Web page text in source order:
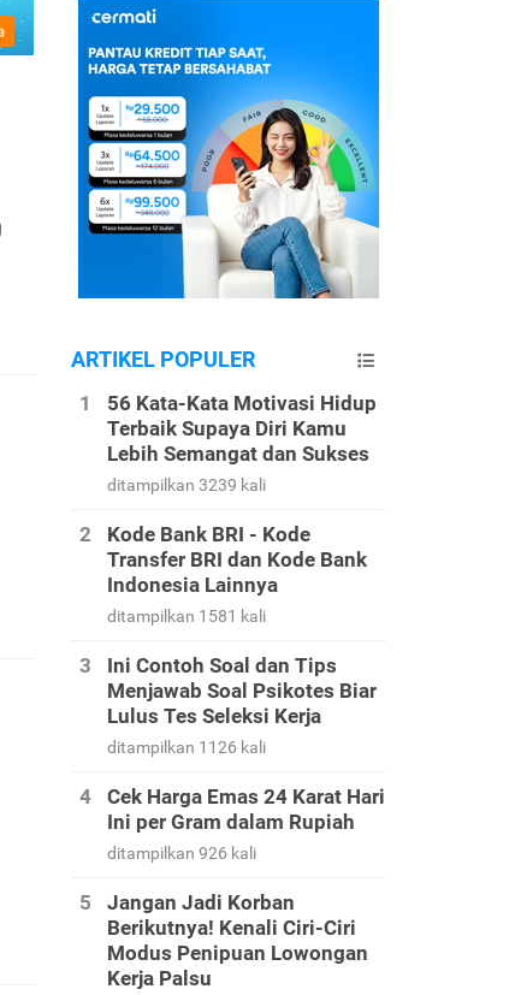
ARTIKEL POPULER
56 Kata-Kata Motivasi Hidup
Terbaik Supaya Diri Kamu
Lebih Semangat dan Sukses
ditampilkan 3239 kali
Kode Bank BRI - Kode
Transfer BRI dan Kode Bank
Indonesia Lainnya
ditampilkan 1581 kali
Ini Contoh Soal dan Tips
Menjawab Soal Psikotes Biar
Lulus Tes Seleksi Kerja
ditampilkan 1126 kali
Cek Harga Emas 24 Karat Hari
Ini per Gram dalam Rupiah
ditampilkan 926 kali
Jangan Jadi Korban
Berikutnya! Kenali Ciri-Ciri
Modus Penipuan Lowongan
Kerja Palsu